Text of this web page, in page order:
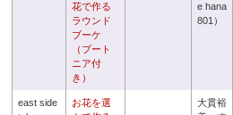
花で作る
ラウンド
ブーケ
（ブート
ニア付
き）
e hana
801）
east side
お花を選
大貫裕